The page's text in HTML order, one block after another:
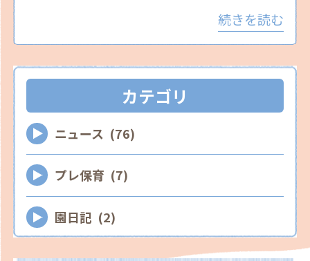
続きを読む
カテゴリ
ニュース (76)
プレ保育 (7)
園日記 (2)